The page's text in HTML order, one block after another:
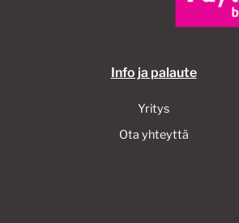
Info ja palaute
Yritys
Ota yhteyttä